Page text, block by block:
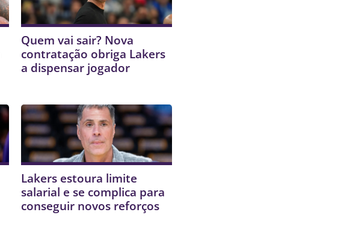
Quem vai sair? Nova
contratação obriga Lakers
a dispensar jogador
Lakers estoura limite
salarial e se complica para
conseguir novos reforços